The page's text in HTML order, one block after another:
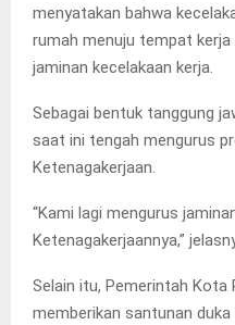
menyatakan bahwa
rumah menuju tempat
jaminan kecelakaan kerja.
Sebagai bentuk tanggung
saat ini tengah mengurus
Ketenagakerjaan.
“Kami lagi mengurus
Ketenagakerjaannya,”
Selain itu, Pemerintah Kota
memberikan santunan